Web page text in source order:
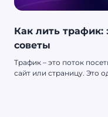
Как лить
советы
Трафик – это поток
сайт или страницу. Это